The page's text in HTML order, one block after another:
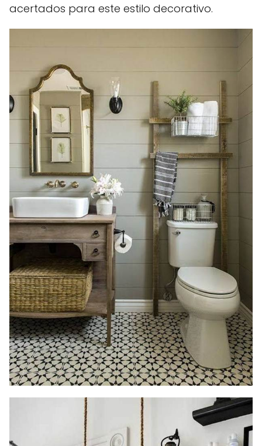
acertados para este estilo decorativo.